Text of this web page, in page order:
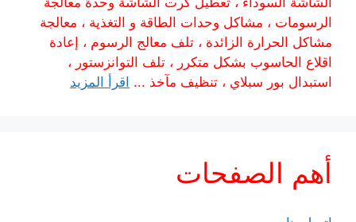
الرسومات ، مشاكل وحدات الطاقة و التغذية ، معالجة
مشاكل الحرارة الزائدة ، تلف معالج الرسوم ، إعادة
اقلاع الحاسوب بشكل متكرر ، تلف التوانزستور ،
استبدال بور سبلاي ، تنظيف مآخذ ... اقرأ المزيد
أهم الصفحات